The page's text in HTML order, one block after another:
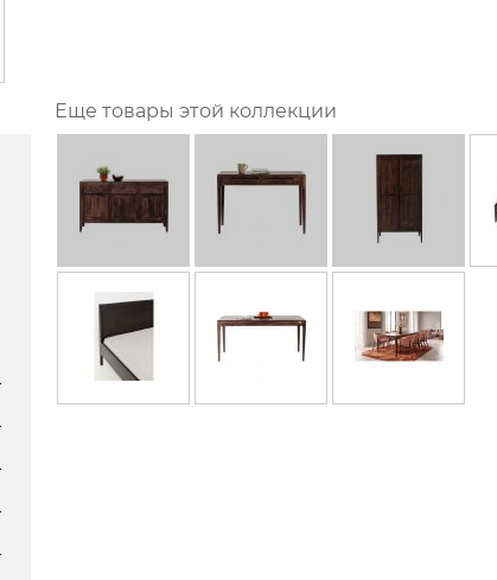
Еще товары этой коллекции